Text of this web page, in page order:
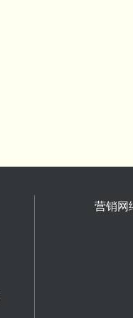
营销网